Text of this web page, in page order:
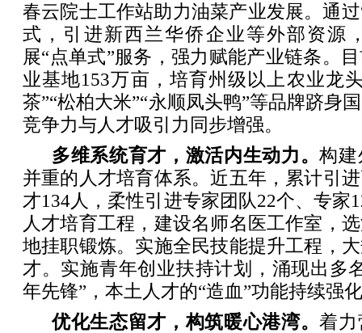
春云院士工作站助力油菜产业发展。通
式，引进新西兰华侨企业等外部资源
展“点单式”服务，强力赋能产业链条。
业基地153万亩，培育州级以上农业龙
茶”“松柏大米”“永顺凤头鸭”等品牌跻身
竞争力与人才吸引力同步增强。
多维系统育才，激活内生动力。构建
并重的人才培育体系。近五年，累计引
才134人，柔性引进专家团队22个、专家
人才培育工程，建设名师名医工作室，
地挂职锻炼。实施全民技能提升工程，
才。实施青年创业扶持计划，涌现出多
年先锋”，本土人才的“造血”功能持续强
优化生态留才，构筑暖心港湾。着力